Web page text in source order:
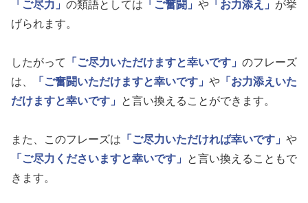
「ご尽力」 の類語としては 「ご奮闘」 や 「お力添え」 が挙
げられます。
したがって 「ご尽力いただけますと幸いです」 のフレーズ
は、
「ご奮闘いただけますと幸いです」 や 「お力添えいた
だけますと幸いです」
と言い換えることができます。
また、このフレーズは 「ご尽力いただければ幸いです」 や
「ご尽力くださいますと幸いです」
と言い換えることもで
きます。